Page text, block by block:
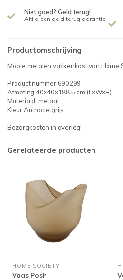
Niet goed? Geld terug!
Altijd een geld terug garantie
Productomschrijving
Mooie metalen vakkenkast van Home
Product nummer:690299
Afmeting:40x40x188.5 cm (LxWxH)
Materiaal: metaal
Kleur:Antracietgrijs
Bezorgkosten in overleg!
Gerelateerde producten
HOME SOCIETY
Vaas Posh